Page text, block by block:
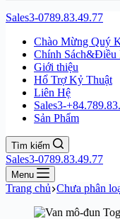
Sales3-0789.83.49.77
Chào Mừng Quý
Chính Sách&Điều
Giới thiệu
Hổ Trợ Kỷ Thuật
Liên Hệ
Sales3-
Sản Phẩm
Tìm kiếm
Sales3-0789.83.49.77
Menu
Trang chủ Chưa phân